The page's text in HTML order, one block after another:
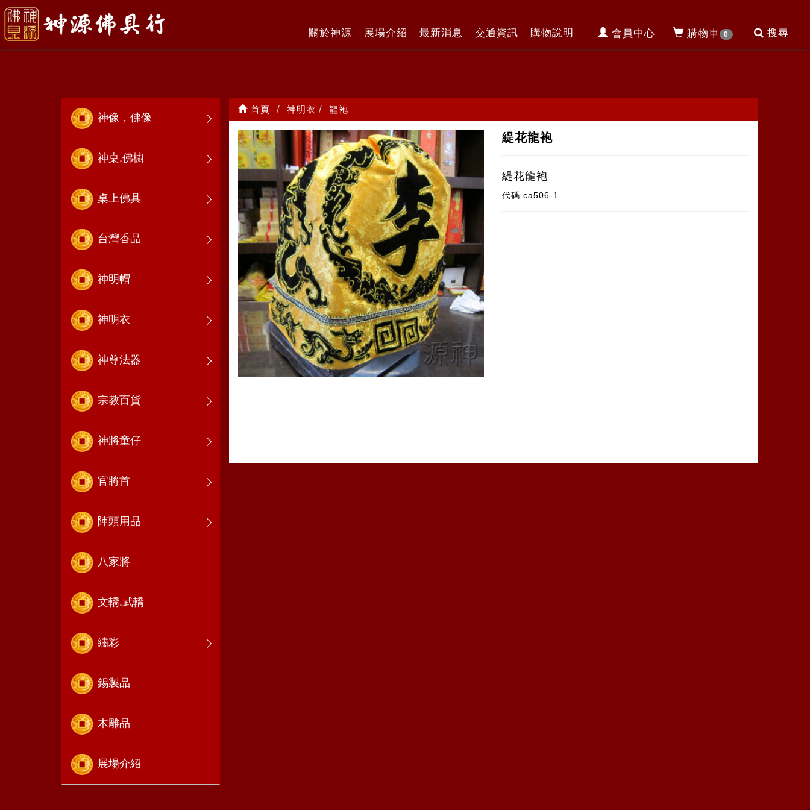
會員中心 購物車 0 搜尋
關於神源 展場介紹 最新消息 交通資訊 購物說明
龍袍
神像，佛像
神桌,佛櫥
桌上佛具
台灣香品
神明帽
神明衣
神尊法器
宗教百貨
神將童仔
官將首
陣頭用品
八家將
文轎.武轎
繡彩
錫製品
木雕品
展場介紹
首頁 神明衣 龍袍
緹花龍袍
緹花龍袍
代碼ca506-1